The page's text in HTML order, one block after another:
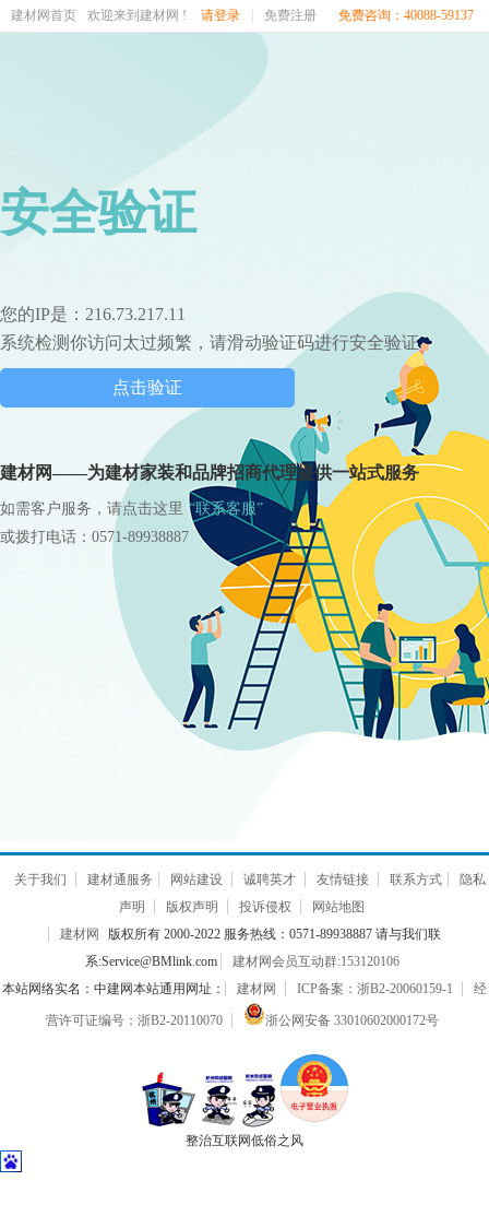
建材网首页 欢迎来到建材网 ! 请登录 免费注册 免费咨询：40088-59137
安全验证
您的IP是：216.73.217.11
系统检测你访问太过频繁，请滑动验证码进行安全验证
点击验证
建材网——为建材家装和品牌招商代理提供一站式服务
如需客户服务，请点击这里 “联系客服”
或拨打电话：0571-89938887
关于我们 建材通服务 网站建设 诚聘英才 友情链接 联系方式
隐私
声明
版权声明 投诉侵权
网站地图
建材网
版权所有 2000-2022 服务热线：0571-89938887 请与我们联
系:Service@BMlink.com
建材网会员互动群:153120106
本站网络实名：中建网本站通用网址：
建材网 ICP备案：浙B2-20060159-1 经
营许可证编号：浙B2-20110070 浙公网安备 33010602000172号
整治互联网低俗之风